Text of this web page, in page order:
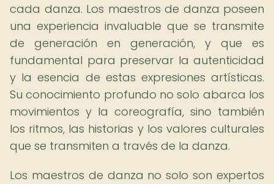
cada danza. Los maestros de danza poseen
una experiencia invaluable que se transmite
de generación en generación, y que es
fundamental para preservar la autenticidad
y la esencia de estas expresiones artísticas.
Su conocimiento profundo no solo abarca los
movimientos y la coreografía, sino también
los ritmos, las historias y los valores culturales
que se transmiten a través de la danza.
Los maestros de danza no solo son expertos